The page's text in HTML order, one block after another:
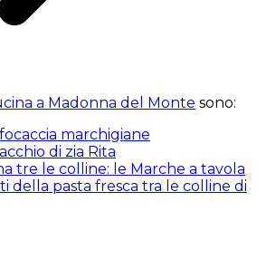
a Madonna del Monte sono:
marchigiane
di zia Rita
tre le colline: le Marche a tavola
della pasta fresca tra le colline di